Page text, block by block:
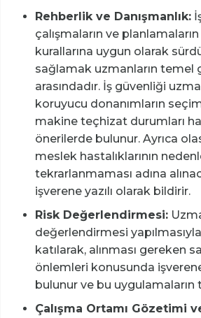
Rehberlik ve Danışmanlık:
çalışmaların ve
kurallarına uygun olarak
sağlamak uzmanların temel
arasındadır. İş güvenliği
koruyucu donanımların
makine teçhizat durumları
önerilerde bulunur. Ayrıca
meslek hastalıklarının
tekrarlanmaması adına
işverene yazılı olarak bildirir.
Risk Değerlendirmesi:
değerlendirmesi
katılarak, alınması gereken
önlemleri konusunda
bulunur ve bu uygulamaların
Çalışma Ortamı Gözetimi